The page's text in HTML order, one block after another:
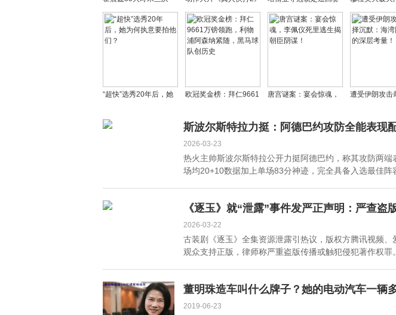
生，霍启刚三兄弟齐聚
共贺父亲寿辰
5月8日震撼上映
席位，肖国栋无缘，首
轮对阵精彩揭晓
秘降龙木，现
是何方神圣？
“超快”选秀20年后，她
欧冠奖金榜：拜仁9661
纳紧随，黑马球队创历
史
唐宫谜案：宴会惊魂，
阴谋！
遭受伊朗攻击
层考量！
斯波尔斯特拉力挺：阿德巴约攻防全能表现
2026-03-23
热火主帅斯波尔斯特拉公开力挺阿德巴约，称其攻防两
场均20+10数据加上单场83分神迹，完全具备入选最佳阵
《逐玉》就“泄露”事件发严正声明：严查盗
2026-03-22
古装剧《逐玉》全集资源泄露引热议，版权方腾讯视频
观众支持正版，律师称严重盗版传播或触犯侵犯著作权罪
董明珠造车叫什么牌子？她的电动汽车一辆
2019-06-23